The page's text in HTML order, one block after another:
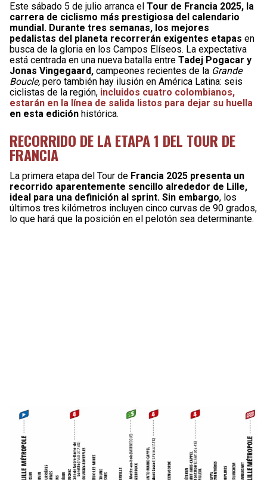
Este sábado 5 de julio arranca el Tour de Francia 2025, la
carrera de ciclismo más prestigiosa del calendario
mundial. Durante tres semanas, los mejores
pedalistas del planeta recorrerán exigentes etapas en
busca de la gloria en los Campos Elíseos. La expectativa
está centrada en una nueva batalla entre Tadej Pogacar y
Jonas Vingegaard, campeones recientes de la Grande
Boucle, pero también hay ilusión en América Latina: seis
ciclistas de la región, incluidos cuatro colombianos,
estarán en la línea de salida listos para dejar su huella
en esta edición histórica.
RECORRIDO DE LA ETAPA 1 DEL TOUR DE
FRANCIA
La primera etapa del Tour de Francia 2025 presenta un
recorrido aparentemente sencillo alrededor de Lille,
ideal para una definición al sprint. Sin embargo, los
últimos tres kilómetros incluyen cinco curvas de 90 grados,
lo que hará que la posición en el pelotón sea determinante.